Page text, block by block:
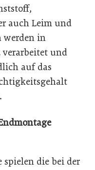
auch Leim und
werden in
und
auf das
spielen die bei der